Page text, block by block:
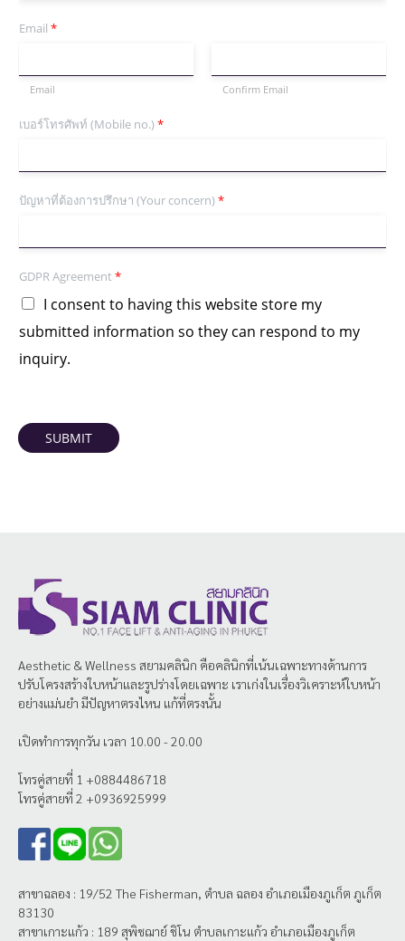
Email *
Email Confirm Email
เบอร์โทรศัพท์ (Mobile no.)*
ปัญหาที่ต้องการปรึกษา (Your concern)*
GDPR Agreement *
I consent to having this website store my
submitted information so they can respond to my
inquiry.
SUBMIT
Aesthetic & Wellness สยามคลินิก คือคลินิกที่เน้นเฉพาะทางด้านการ
ปรับโครงสร้างใบหน้าและรูปร่างโดยเฉพาะ เราเก่งในเรื่องวิเคราะห์ใบหน้า
อย่างแม่นยำ มีปัญหาตรงไหน แก้ที่ตรงนั้น
เปิดทำการทุกวัน เวลา 10.00 - 20.00
โทรคู่สายที่ 1 +0884486718
โทรคู่สายที่ 2 +0936925999
สาขาฉลอง : 19/52 The Fisherman, ตำบล ฉลอง อำเภอเมืองภูเก็ต ภูเก็ต
83130
สาขาเกาะแก้ว : 189 สุพิชฌาย์ ชิโน ตำบลเกาะแก้ว อำเภอเมืองภูเก็ต